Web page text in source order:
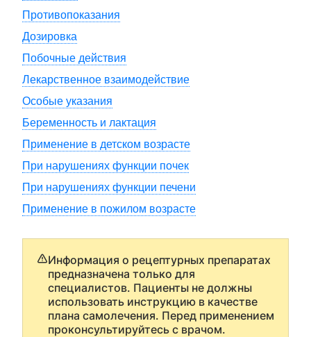
Противопоказания
Дозировка
Побочные действия
Лекарственное взаимодействие
Особые указания
Беременность и лактация
Применение в детском возрасте
При нарушениях функции почек
При нарушениях функции печени
Применение в пожилом возрасте
Информация о рецептурных препаратах
предназначена только для
специалистов. Пациенты не должны
использовать инструкцию в качестве
плана самолечения. Перед применением
проконсультируйтесь с врачом.